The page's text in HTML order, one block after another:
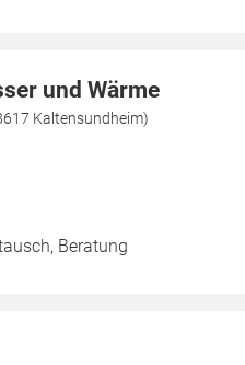
und Wärme
Kaltensundheim)
Beratung